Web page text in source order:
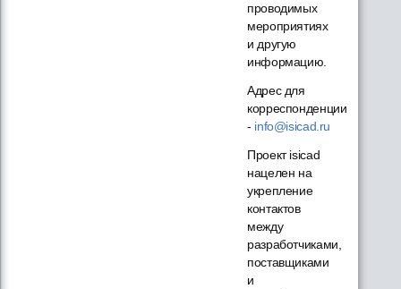
проводимых
мероприятиях
и другую
информацию.
Адрес для
корреспонденции
- info@isicad.ru
Проект isicad
нацелен на
укрепление
контактов
между
разработчиками,
поставщиками
и